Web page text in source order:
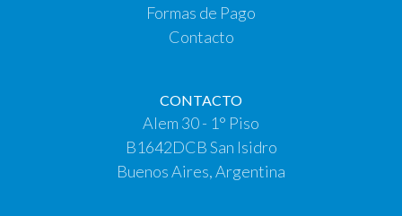
Formas de Pago
Contacto
CONTACTO
Alem 30 - 1° Piso
B1642DCB San Isidro
Buenos Aires, Argentina